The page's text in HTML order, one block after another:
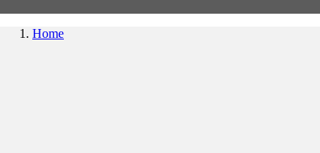
Home